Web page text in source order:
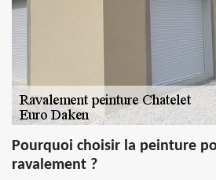
Pourquoi choisir la peinture
ravalement ?